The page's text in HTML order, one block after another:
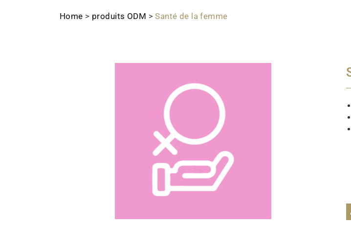
Home > produits ODM >Santé de la femme